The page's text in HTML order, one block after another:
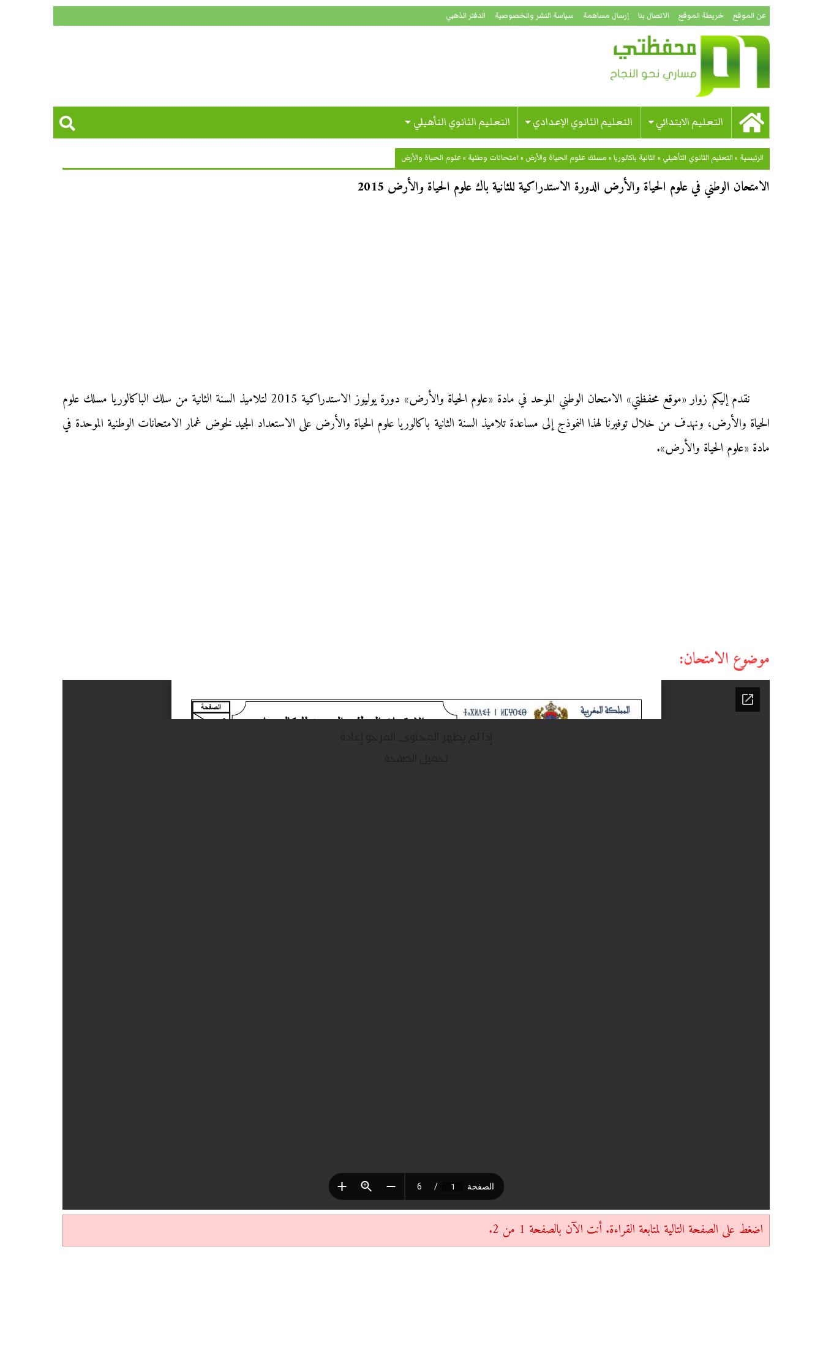
عن الموقع خريطة الموقع الاتصال بنا إرسال مساهمة سياسة النشر والخصوصية الدفتر الذهبي
التعليم الابتدائي التعليم الثانوي الإعدادي التعليم الثانوي التأهيلي
الرئيسية »التعليم الثانوي التأهيلي »الثانية باكالوريا» مسلك علوم الحياة والأرض »امتحانات وطنية »علوم الحياة والأرض
الامتحان الوطني في علوم الحياة والأرض الدورة الاستدراكية للثانية باك علوم الحياة والأرض 2015
نقدم إليكم زوار «موقع محفظتي» الامتحان الوطني الموحد في مادة «علوم الحياة والأرض» دورة يوليوز الاستدراكية 2015 لتلاميذ السنة الثانية من سلك الباكالوريا مسلك علوم
الحياة والأرض، ونهدف من خلال توفيرنا لهذا النموذج إلى مساعدة تلاميذ السنة الثانية باكالوريا علوم الحياة والأرض على الاستعداد الجيد لخوض غمار الامتحانات الوطنية الموحدة في
مادة «علوم الحياة والأرض».
موضوع الامتحان:
اضغط على الصفحة التالية لمتابعة القراءة. أنت الآن بالصفحة 1 من 2.